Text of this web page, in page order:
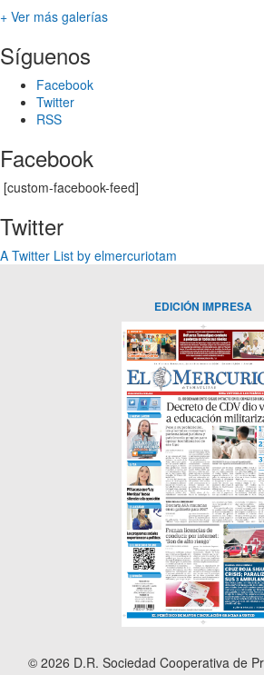
+ Ver más galerías
Síguenos
Facebook
Twitter
RSS
Facebook
[custom-facebook-feed]
Twitter
A Twitter List by elmercuriotam
EDICIÓN IMPRESA
© 2026 D.R. Sociedad Cooperativa de